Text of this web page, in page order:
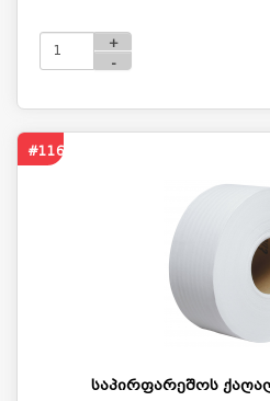
+
-
#116
საპირფარეშოს